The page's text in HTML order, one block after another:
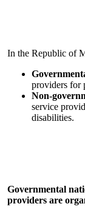
In the Republic of
providers for
Non-
service
disabilities.
Governmental
providers are